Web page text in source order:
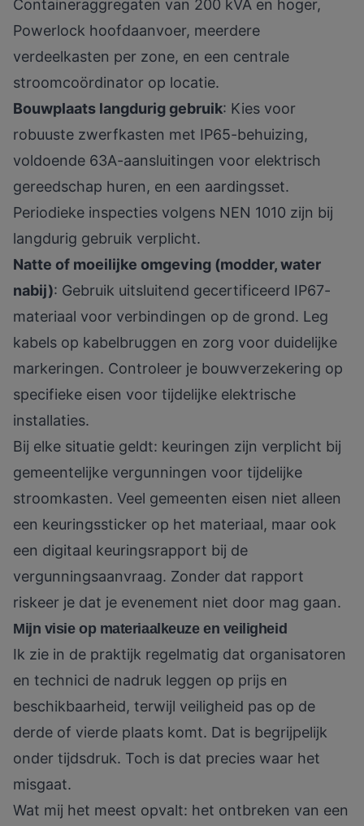
Containeraggregaten van 200 kVA en hoger,
Powerlock hoofdaanvoer, meerdere
verdeelkasten per zone, en een centrale
stroomcoördinator op locatie.
Bouwplaats langdurig gebruik: Kies voor
robuuste zwerfkasten met IP65-behuizing,
voldoende 63A-aansluitingen voor elektrisch
gereedschap huren, en een aardingsset.
Periodieke inspecties volgens NEN 1010 zijn bij
langdurig gebruik verplicht.
Natte of moeilijke omgeving (modder, water
nabij): Gebruik uitsluitend gecertificeerd IP67-
materiaal voor verbindingen op de grond. Leg
kabels op kabelbruggen en zorg voor duidelijke
markeringen. Controleer je bouwverzekering op
specifieke eisen voor tijdelijke elektrische
installaties.
Bij elke situatie geldt: keuringen zijn verplicht bij
gemeentelijke vergunningen voor tijdelijke
stroomkasten. Veel gemeenten eisen niet alleen
een keuringssticker op het materiaal, maar ook
een digitaal keuringsrapport bij de
vergunningsaanvraag. Zonder dat rapport
riskeer je dat je evenement niet door mag gaan.
Mijn visie op materiaalkeuze en veiligheid
Ik zie in de praktijk regelmatig dat organisatoren
en technici de nadruk leggen op prijs en
beschikbaarheid, terwijl veiligheid pas op de
derde of vierde plaats komt. Dat is begrijpelijk
onder tijdsdruk. Toch is dat precies waar het
misgaat.
Wat mij het meest opvalt: het ontbreken van een